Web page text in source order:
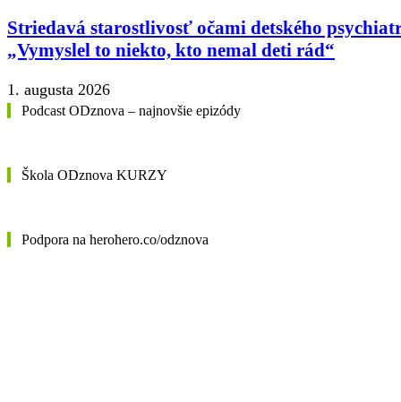
Striedavá starostlivosť očami detského
„Vymyslel to niekto, kto nemal deti rád“
1. augusta 2026
Podcast ODznova – najnovšie epizódy
Škola ODznova KURZY
Podpora na herohero.co/odznova